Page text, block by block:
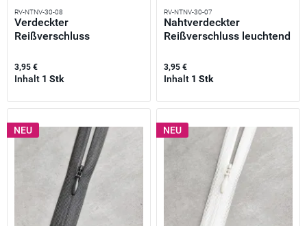
RV-NTNV-30-08
Verdeckter
Reißverschluss
3,95 €
Inhalt 1 Stk
RV-NTNV-30-07
Nahtverdeckter
Reißverschluss leuchtend
3,95 €
Inhalt 1 Stk
NEU NEU